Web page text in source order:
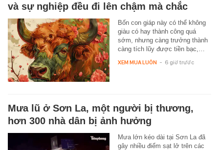
và sự nghiệp đều đi lên chậm mà chắc
Bốn con giáp này có thể không
giàu có hay thành công quá
sớm, nhưng càng trưởng thành
càng tích lũy được tiền bạc,…
XEM MUA LUÔN - 6 giờ trước
Mưa lũ ở Sơn La, một người bị thương,
hơn 300 nhà dân bị ảnh hưởng
Mưa lớn kéo dài tại Sơn La đã
gây nhiều điểm sạt lở trên các